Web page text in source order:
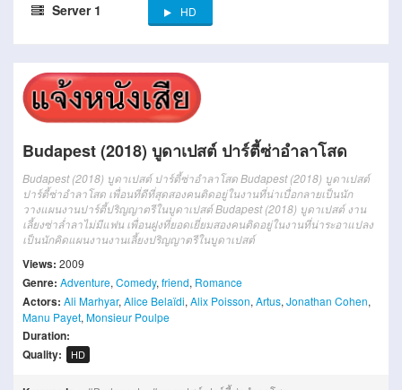
Server 1 HD
Budapest (2018) บูดาเปสต์ ปาร์ตี้ซ่าอำลาโสด
Budapest (2018) บูดาเปสต์ ปาร์ตี้ซ่าอำลาโสดBudapest (2018) บูดาเปสต์
ปาร์ตี้ซ่าอำลาโสด เพื่อนที่ดีที่สุดสองคนติดอยู่ในงานที่น่าเบื่อกลายเป็นนัก
วางแผนงานปาร์ตี้ปริญญาตรีในบูดาเปสต์Budapest (2018) บูดาเปสต์ งาน
เลี้ยงซ่าล่ำลาไม่มีแฟน เพื่อนฝูงที่ยอดเยี่ยมสองคนติดอยู่ในงานที่น่าระอาแปลง
เป็นนักคิดแผนงานงานเลี้ยงปริญญาตรีในบูดาเปสต์
Views: 2009
Genre: Adventure, Comedy, friend, Romance
Actors: Ali Marhyar, Alice Belaïdi, Alix Poisson, Artus, Jonathan Cohen,
Manu Payet, Monsieur Poulpe
Duration:
Quality:
HD